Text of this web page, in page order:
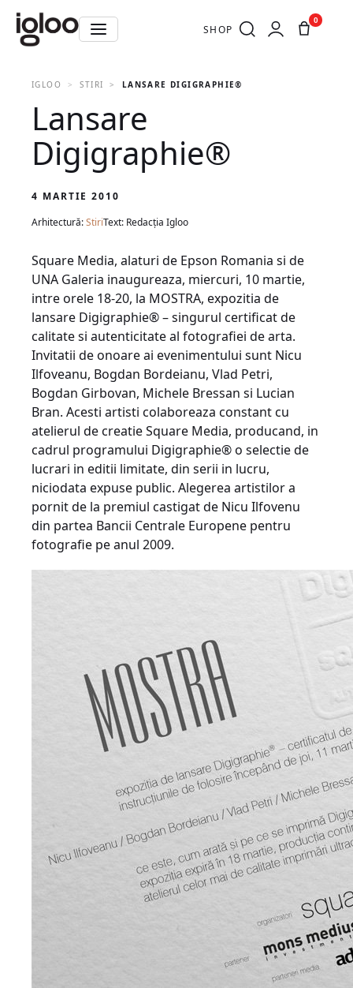
SHOP
0
IGLOO STIRI LANSARE DIGIGRAPHIE®
Lansare
Digigraphie®
4 MARTIE 2010
Arhitectură:StiriText: Redacția Igloo
Square Media, alaturi de Epson Romania si de
UNA Galeria inaugureaza, miercuri, 10 martie,
intre orele 18-20, la MOSTRA, expozitia de
lansare Digigraphie® – singurul certificat de
calitate si autenticitate al fotografiei de arta.
Invitatii de onoare ai evenimentului sunt Nicu
Ilfoveanu, Bogdan Bordeianu, Vlad Petri,
Bogdan Girbovan, Michele Bressan si Lucian
Bran. Acesti artisti colaboreaza constant cu
atelierul de creatie Square Media, producand, in
cadrul programului Digigraphie® o selectie de
lucrari in editii limitate, din serii in lucru,
niciodata expuse public. Alegerea artistilor a
pornit de la premiul castigat de Nicu Ilfovenu
din partea Bancii Centrale Europene pentru
fotografie pe anul 2009.